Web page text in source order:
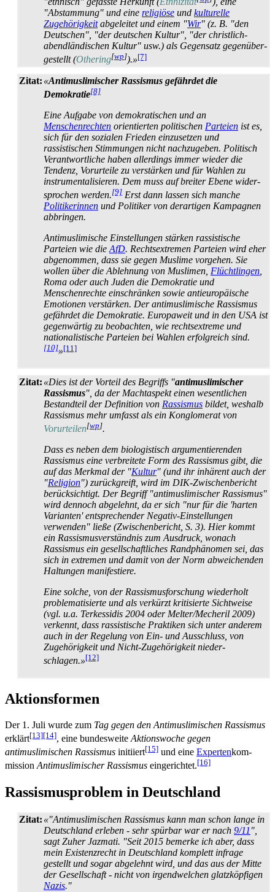
"Abstammung" und eine religiöse und kulturelle
Zugehörigkeitabgeleitet und einem "Wir" (z. B. "den
Deutschen", "der deutschen Kultur", "der christlich-
abendländischen Kultur" usw.) als Gegensatz gegen­über­
gestellt (Othering[wp]).»[7]
Zitat: «Antimuslimischer Rassismus gefährdet die
Demokratie[8]
Eine Aufgabe von demokratischen und an
Menschenrechten orientierten politischen Parteien ist es,
sich für den sozialen Frieden einzusetzen und
rassistischen Stimmungen nicht nachzugeben. Politisch
Verantwortliche haben allerdings immer wieder die
Tendenz, Vorurteile zu verstärken und für Wahlen zu
instrumentalisieren. Dem muss auf breiter Ebene wider­
sprochen werden.[9] Erst dann lassen sich manche
Politikerinnen und Politiker von derartigen Kampagnen
abbringen.
Antimuslimische Einstellungen stärken rassistische
Parteien wie dieAfD. Rechtsextremen Parteien wird eher
abgenommen, dass sie gegen Muslime vorgehen. Sie
wollen über die Ablehnung von Muslimen, Flüchtlingen,
Roma oder auch Juden die Demokratie und
Menschenrechte einschränken sowie antieuropäische
Emotionen verstärken. Der antimuslimische Rassismus
gefährdet die Demokratie. Europaweit und in den USA ist
gegenwärtig zu beobachten, wie rechtsextreme und
nationalistische Parteien bei Wahlen erfolgreich sind.
[10]»[11]
Zitat: «Dies ist der Vorteil des Begriffs "antimuslimischer
Rassismus", da der Machtaspekt einen wesentlichen
Bestandteil der Definition von Rassismus bildet, weshalb
Rassismus mehr umfasst als ein Konglomerat von
Vorurteilen[wp].
Dass es neben dem biologistisch argumentierenden
Rassismus eine verbreitete Form des Rassismus gibt, die
auf das Merkmal der "Kultur" (und ihr inhärent auch der
"Religion") zurückgreift, wird im DIK-Zwischen­bericht
berücksichtigt. Der Begriff "antimuslimischer Rassismus"
wird dennoch abgelehnt, da er sich "nur für die 'harten
Varianten' entsprechender Negativ-Einstellungen
verwenden" ließe (Zwischenbericht, S. 3). Hier kommt
ein Rassismus­verständnis zum Ausdruck, wonach
Rassismus ein gesellschaftliches Rand­phänomen sei, das
sich in extremen und damit von der Norm abweichenden
Haltungen manifestiere.
Eine solche, von der Rassismus­forschung wiederholt
problematisierte und als verkürzt kritisierte Sichtweise
(vgl. u.a. Terkessidis 2004 oder Melter/Mecheril 2009)
verkennt, dass rassistische Praktiken sich unter anderem
auch in der Regelung von Ein- und Aus­schluss, von
Zugehörigkeit und Nicht-Zugehörigkeit nieder­
schlagen.»[12]
Aktionsformen
Der 1. Juli wurde zum Tag gegen den Antimuslimischen Rassismus
erklärt[13][14], eine bundesweite Aktionswoche gegen
antimuslimischen Rassismus initiiert[15] und eine Experten­­kom­
missionAntimus­li­mi­scher Rassismus eingerichtet.[16]
Rassismusproblem in Deutschland
Zitat: «"Antimuslimischen Rassismus kann man schon lange in
Deutschland erleben - sehr spürbar war er nach 9/11",
sagt Zuher Jazmati. "Seit 2015 bemerke ich aber, dass
mein Existenzrecht in Deutschland komplett infrage
gestellt und sogar abgelehnt wird, und das aus der Mitte
der Gesellschaft - nicht von irgendwelchen glatzköpfigen
Nazis."